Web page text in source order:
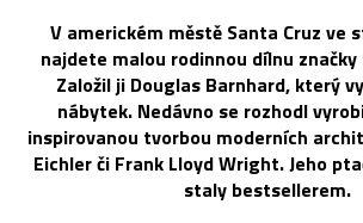
V americkém městě Santa Cruz ve
najdete malou rodinnou dílnu
Založil ji Douglas Barnhard, který
nábytek. Nedávno se rozhodl
inspirovanou tvorbou moderních
Eichler či Frank Lloyd Wright. Jeho
staly bestsellerem.